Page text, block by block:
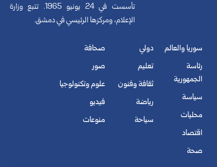
تأسست في 24 يونيو 1965. تتبع وزارة
الإعلام، ومركزها الرئيسي في دمشق.
سوريا والعالم
رئاسة
الجمهورية
سياسة
محليات
اقتصاد
صحة
دولي
تعليم
ثقافة وفنون
رياضة
سياحة
صحافة
صور
علوم وتكنولوجيا
فيديو
منوعات